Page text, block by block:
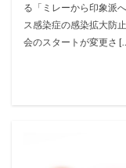
る「ミレーから印象派
ス感染症の感染拡大防
会のスタートが変更さ